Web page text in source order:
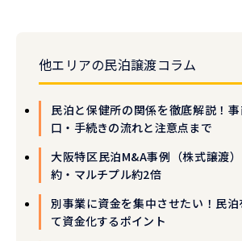
他エリアの民泊譲渡コラム
民泊と保健所の関係を徹底解説！
口・手続きの流れと注意点まで
大阪特区民泊M&A事例（株式譲渡
約・マルチプル約2倍
別事業に資金を集中させたい！民
て資金化するポイント